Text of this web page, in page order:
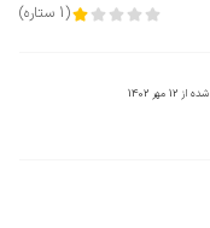
(
1 ستاره)
از 12 مهر 1402